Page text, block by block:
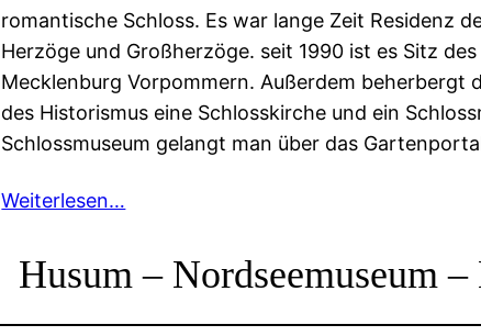
romantische Schloss. Es war lange Zeit Residenz
Herzöge und Großherzöge. seit 1990 ist es Sitz
Mecklenburg Vorpommern. Außerdem beherbergt
des Historismus eine Schlosskirche und ein
Schlossmuseum gelangt man über das
Weiterlesen…
Husum – Nordseemuseum